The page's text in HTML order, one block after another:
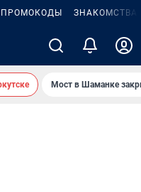
ПРОМОКОДЫ ЗНАКОМСТВА
Мост в Шаманке